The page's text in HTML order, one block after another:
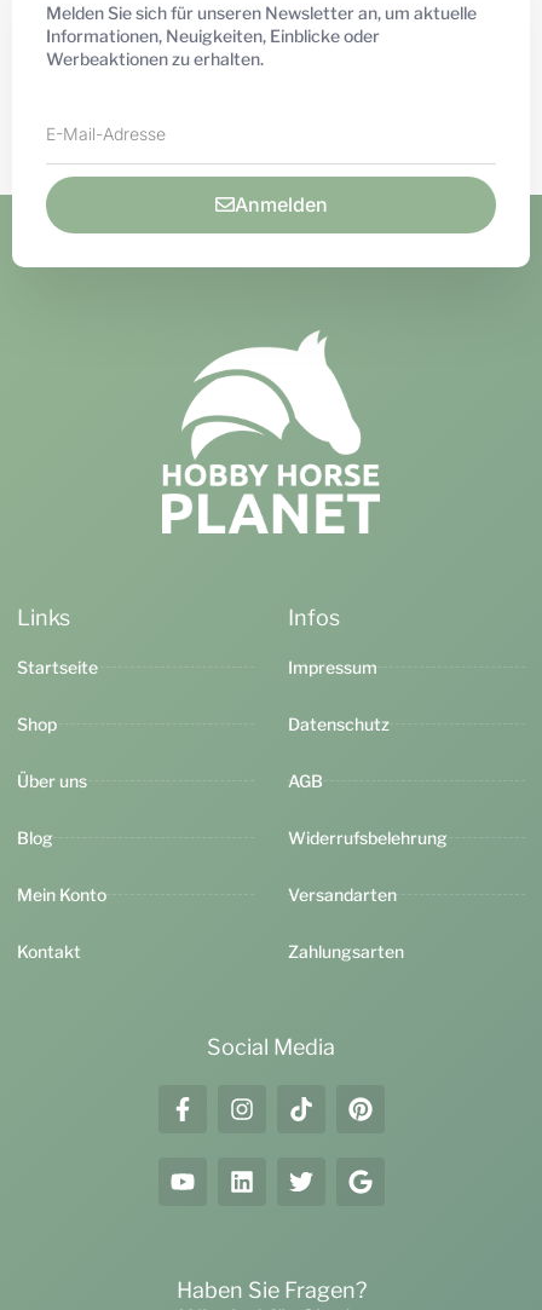
Melden Sie sich für unseren Newsletter an, um aktuelle
Informationen, Neuigkeiten, Einblicke oder
Werbeaktionen zu erhalten.
Anmelden
Links
Startseite
Shop
Über uns
Blog
Mein Konto
Kontakt
Infos
Impressum
Datenschutz
AGB
Widerrufsbelehrung
Versandarten
Zahlungsarten
Social Media
Haben Sie Fragen?